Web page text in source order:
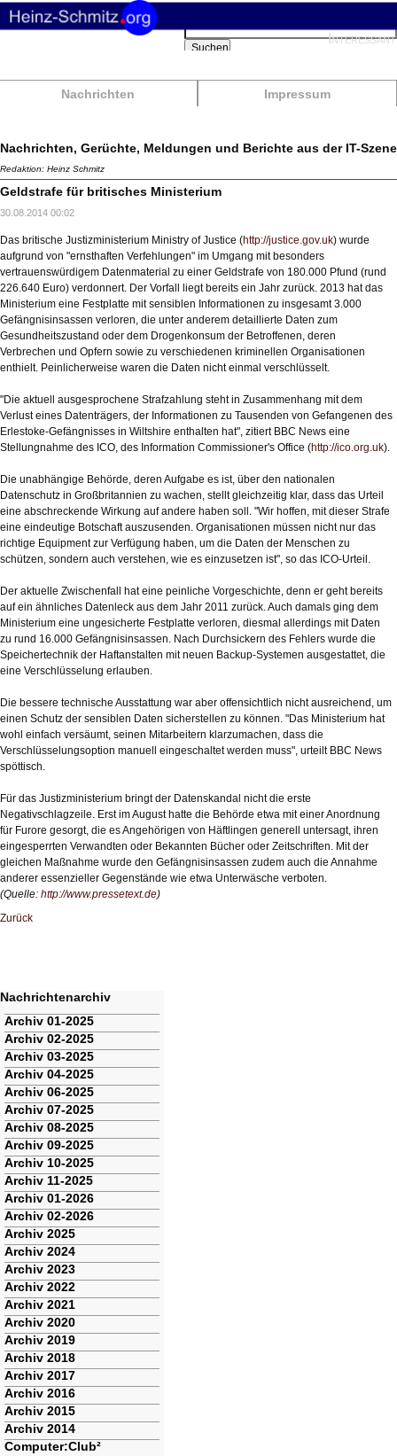
Nachrichten Impressum
Suchbegriffe
Suchen
Nachrichten, Gerüchte, Meldungen und Berichte aus der IT-Szene
Redaktion: Heinz Schmitz
Geldstrafe für britisches Ministerium
30.08.2014 00:02
Das britische Justizministerium Ministry of Justice (http://justice.gov.uk) wurde
aufgrund von "ernsthaften Verfehlungen" im Umgang mit besonders
vertrauenswürdigem Datenmaterial zu einer Geldstrafe von 180.000 Pfund (rund
226.640 Euro) verdonnert. Der Vorfall liegt bereits ein Jahr zurück. 2013 hat das
Ministerium eine Festplatte mit sensiblen Informationen zu insgesamt 3.000
Gefängnisinsassen verloren, die unter anderem detaillierte Daten zum
Gesundheitszustand oder dem Drogenkonsum der Betroffenen, deren
Verbrechen und Opfern sowie zu verschiedenen kriminellen Organisationen
enthielt. Peinlicherweise waren die Daten nicht einmal verschlüsselt.
"Die aktuell ausgesprochene Strafzahlung steht in Zusammenhang mit dem
Verlust eines Datenträgers, der Informationen zu Tausenden von Gefangenen des
Erlestoke-Gefängnisses in Wiltshire enthalten hat", zitiert BBC News eine
Stellungnahme des ICO, des Information Commissioner's Office (http://ico.org.uk).
Die unabhängige Behörde, deren Aufgabe es ist, über den nationalen
Datenschutz in Großbritannien zu wachen, stellt gleichzeitig klar, dass das Urteil
eine abschreckende Wirkung auf andere haben soll. "Wir hoffen, mit dieser Strafe
eine eindeutige Botschaft auszusenden. Organisationen müssen nicht nur das
richtige Equipment zur Verfügung haben, um die Daten der Menschen zu
schützen, sondern auch verstehen, wie es einzusetzen ist", so das ICO-Urteil.
Der aktuelle Zwischenfall hat eine peinliche Vorgeschichte, denn er geht bereits
auf ein ähnliches Datenleck aus dem Jahr 2011 zurück. Auch damals ging dem
Ministerium eine ungesicherte Festplatte verloren, diesmal allerdings mit Daten
zu rund 16.000 Gefängnisinsassen. Nach Durchsickern des Fehlers wurde die
Speichertechnik der Haftanstalten mit neuen Backup-Systemen ausgestattet, die
eine Verschlüsselung erlauben.
Die bessere technische Ausstattung war aber offensichtlich nicht ausreichend, um
einen Schutz der sensiblen Daten sicherstellen zu können. "Das Ministerium hat
wohl einfach versäumt, seinen Mitarbeitern klarzumachen, dass die
Verschlüsselungsoption manuell eingeschaltet werden muss", urteilt BBC News
spöttisch.
Für das Justizministerium bringt der Datenskandal nicht die erste
Negativschlagzeile. Erst im August hatte die Behörde etwa mit einer Anordnung
für Furore gesorgt, die es Angehörigen von Häftlingen generell untersagt, ihren
eingesperrten Verwandten oder Bekannten Bücher oder Zeitschriften. Mit der
gleichen Maßnahme wurde den Gefängnisinsassen zudem auch die Annahme
anderer essenzieller Gegenstände wie etwa Unterwäsche verboten.
(Quelle: http://www.pressetext.de)
Zurück
Nachrichtenarchiv
Navigation
überspringen
Archiv 01-2025
Archiv 02-2025
Archiv 03-2025
Archiv 04-2025
Archiv 06-2025
Archiv 07-2025
Archiv 08-2025
Archiv 09-2025
Archiv 10-2025
Archiv 11-2025
Archiv 01-2026
Archiv 02-2026
Archiv 2025
Archiv 2024
Archiv 2023
Archiv 2022
Archiv 2021
Archiv 2020
Archiv 2019
Archiv 2018
Archiv 2017
Archiv 2016
Archiv 2015
Archiv 2014
Computer:Club²